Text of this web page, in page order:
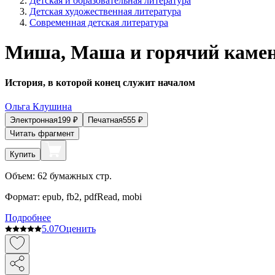
Детская художественная литература
Современная детская литература
Миша, Маша и горячий
История, в которой конец служит началом
Ольга Клушина
Электронная199 ₽ Печатная555 ₽
Читать фрагмент
Купить
Объем: 62 бумажных стр.
Формат: epub, fb2, pdfRead, mobi
Подробнее
5.07Оценить